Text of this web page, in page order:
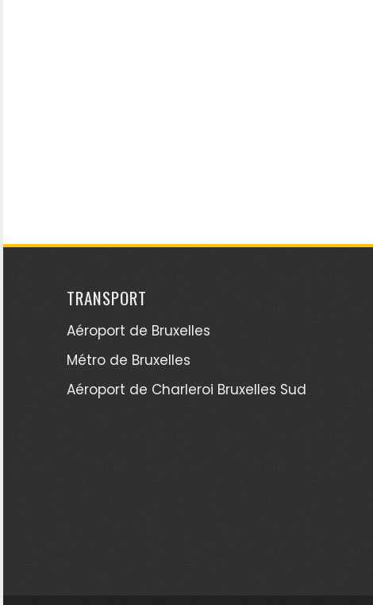
TRANSPORT
Aéroport de Bruxelles
Métro de Bruxelles
Aéroport de Charleroi Bruxelles Sud